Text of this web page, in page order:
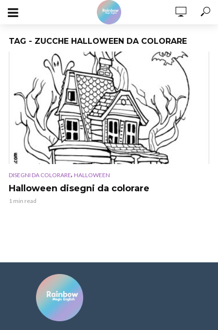
TAG - ZUCCHE HALLOWEEN DA COLORARE
DISEGNI DA COLORARE, HALLOWEEN
Halloween disegni da colorare
1 min read